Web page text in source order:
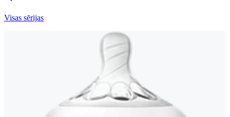
Visas sērijas